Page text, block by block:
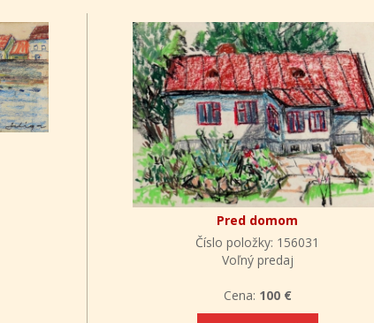
Pred domom
Číslo položky: 156031
Voľný predaj
Cena: 100 €